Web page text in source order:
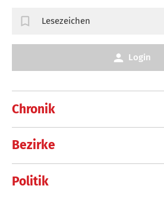
Chronik
Bezirke
Politik
Lesezeichen
Login